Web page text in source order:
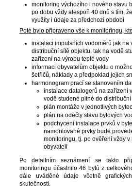
monitoring výchozího i nového stavu
po dobu vždy alespoň 40 dnů s tím,
využity i údaje za předchozí období
Poté bylo připraveno vše k monitoringu,
instalaci impulsních vodoměrů jak na
distribuční sítě objektu, tak na vodě
zařízení na výrobu teplé vody
informaci obyvatelům objektu o
šetřičů, náklady a předpoklad jejich
harmonogram prací se stanovením
instalace datalogerů na zařízení
vodě studené pitné do distribuční
plán montáže v jednotlivých
plán na odečty stavu bytových
podchycení instalace prvků v
namontované prvky bude
monitoringu, tj. po ověření vždy
obyvateli
Po detailním seznámení se takto
monitoringu účastnilo 46 bytů z
dále uváděné údaje včetně
skutečnosti.